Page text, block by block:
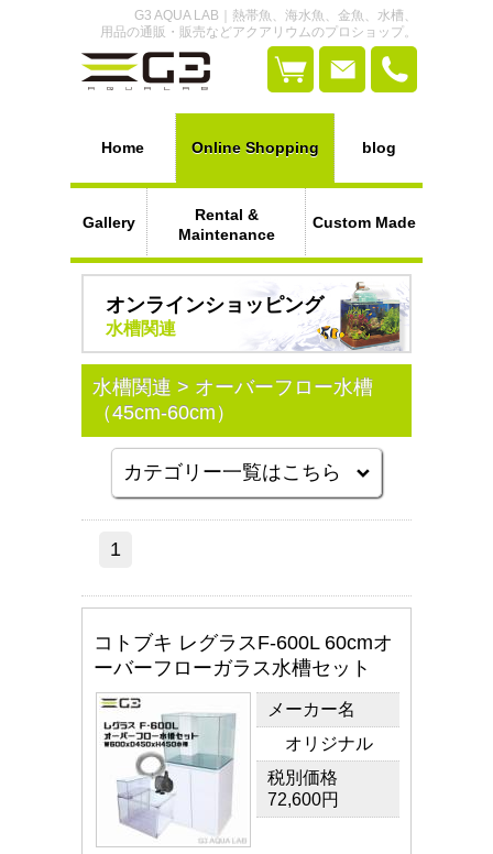
G3 AQUA LAB｜熱帯魚、海水魚、金魚、水槽、
用品の通販・販売などアクアリウムのプロショップ。
Home Online Shopping blog
Gallery
Rental &
Maintenance
Custom Made
オンラインショッピング
水槽関連
水槽関連 > オーバーフロー水槽
（45cm-60cm）
カテゴリー一覧はこちら
1
コトブキ レグラスF-600L 60cmオ
ーバーフローガラス水槽セット
メーカー名
オリジナル
税別価格
72,600円